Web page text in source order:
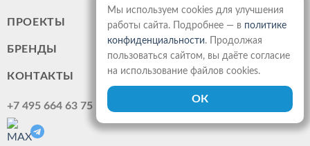
ПРОЕКТЫ
БРЕНДЫ
КОНТАКТЫ
+7 495 664 63 75
Мы используем cookies для улучшения
работы сайта. Подробнее — в политике
конфиденциальности. Продолжая
пользоваться сайтом, вы даёте согласие
на использование файлов cookies.